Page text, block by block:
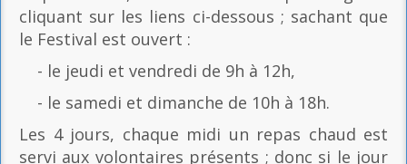
cliquant sur les liens ci-dessous ; sachant que
le Festival est ouvert :
- le jeudi et vendredi de 9h à 12h,
- le samedi et dimanche de 10h à 18h.
Les 4 jours, chaque midi un repas chaud est
servi aux volontaires présents ; donc si le jour